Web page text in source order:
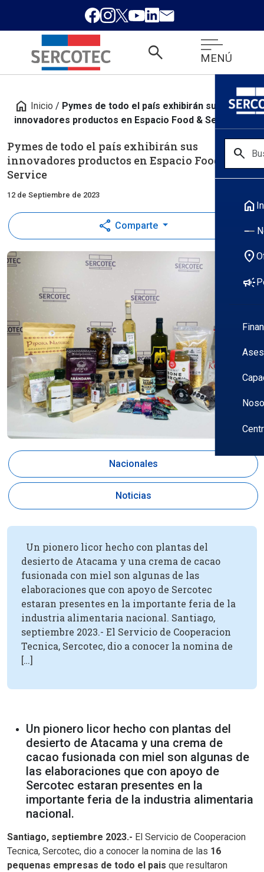
search MENÚ
search
home
location_on
campaign
home Inicio / Pymes de todo el país exhibirán sus
innovadores productos en Espacio Food & Service
Pymes de todo el país exhibirán sus
innovadores productos en Espacio Food &
Service
12 de Septiembre de 2023
share Comparte
Nacionales
Noticias
Un pionero licor hecho con plantas del
desierto de Atacama y una crema de cacao
fusionada con miel son algunas de las
elaboraciones que con apoyo de Sercotec
estaran presentes en la importante feria de la
industria alimentaria nacional. Santiago,
septiembre 2023.- El Servicio de Cooperacion
Tecnica, Sercotec, dio a conocer la nomina de
[…]
Un pionero licor hecho con plantas del
desierto de Atacama y una crema de
cacao fusionada con miel son algunas de
las elaboraciones que con apoyo de
Sercotec estaran presentes en la
importante feria de la industria alimentaria
nacional.
Santiago, septiembre 2023.- El Servicio de Cooperacion
Tecnica, Sercotec, dio a conocer la nomina de las 16
pequenas empresas de todo el pais que resultaron